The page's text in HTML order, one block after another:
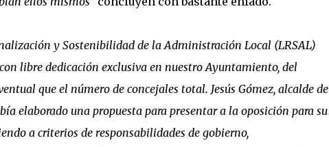
y Sostenibilidad de la Administración Local (LRSAL)
libre dedicación exclusiva en nuestro Ayuntamiento, del
que el número de concejales total. Jesús Gómez, alcalde de
elaborado una propuesta para presentar a la oposición para su
a criterios de responsabilidades de gobierno,